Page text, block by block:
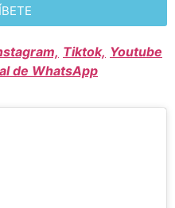
Tiktok, Youtube
de WhatsApp